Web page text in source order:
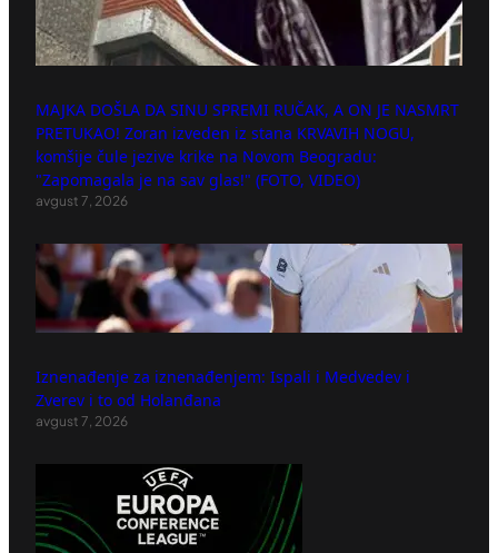
MAJKA DOŠLA DA SINU SPREMI RUČAK, A ON JE NASMRT
PRETUKAO! Zoran izveden iz stana KRVAVIH NOGU,
komšije čule jezive krike na Novom Beogradu:
"Zapomagala je na sav glas!" (FOTO, VIDEO)
avgust 7, 2026
Iznenađenje za iznenađenjem: Ispali i Medvedev i
Zverev i to od Holanđana
avgust 7, 2026